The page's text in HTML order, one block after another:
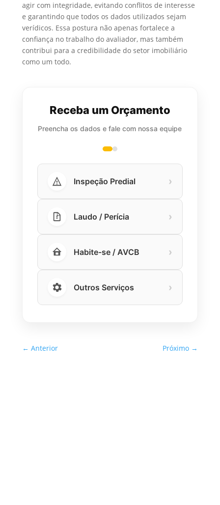
agir com integridade, evitando conflitos de interesse
e garantindo que todos os dados utilizados sejam
verídicos. Essa postura não apenas fortalece a
confiança no trabalho do avaliador, mas também
contribui para a credibilidade do setor imobiliário
como um todo.
Receba um Orçamento
Preencha os dados e fale com nossa equipe
Inspeção Predial ›
Laudo / Perícia ›
Habite-se / AVCB ›
Outros Serviços ›
← Anterior Próximo →